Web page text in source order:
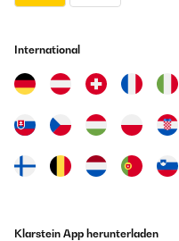
International
Klarstein App herunterladen